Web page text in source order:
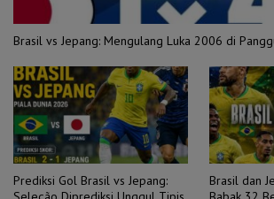
Brasil vs Jepang: Mengulang Luka 2006 di
Prediksi Gol Brasil vs Jepang:
Brasil dan